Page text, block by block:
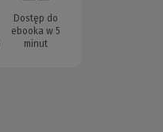
Dostęp do
ebooka w 5
minut